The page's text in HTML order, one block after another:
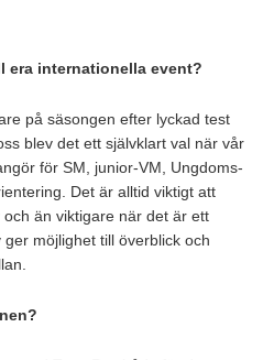
era internationella event?
på säsongen efter lyckad test
blev det ett självklart val när vår
för SM, junior-VM, Ungdoms-
Det är alltid viktigt att
än viktigare när det är ett
möjlighet till överblick och